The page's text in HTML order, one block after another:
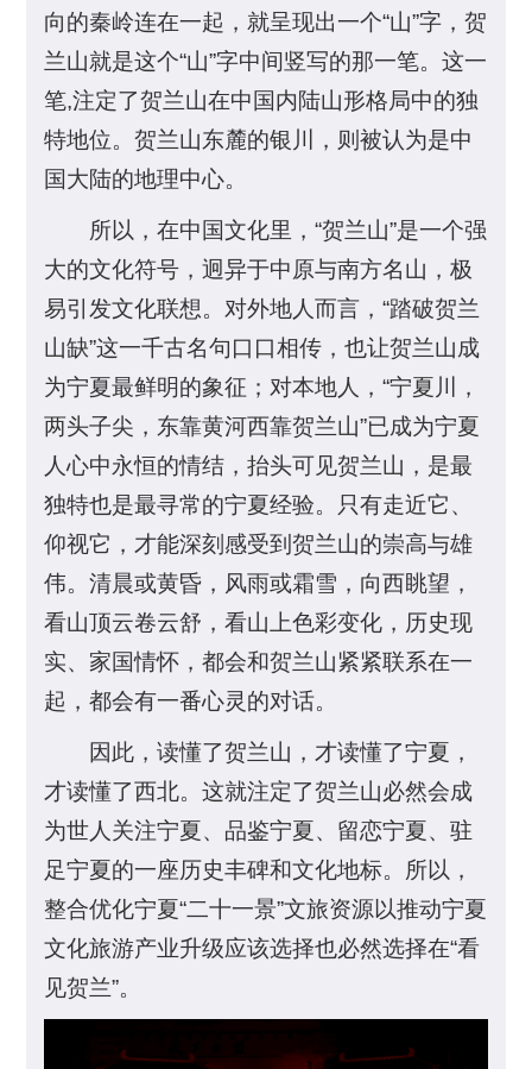
向的秦岭连在一起，就呈现出一个“山”字，贺
兰山就是这个“山”字中间竖写的那一笔。这一
笔,注定了贺兰山在中国内陆山形格局中的独
特地位。贺兰山东麓的银川，则被认为是中
国大陆的地理中心。
所以，在中国文化里，“贺兰山”是一个强
大的文化符号，迥异于中原与南方名山，极
易引发文化联想。对外地人而言，“踏破贺兰
山缺”这一千古名句口口相传，也让贺兰山成
为宁夏最鲜明的象征；对本地人，“宁夏川，
两头子尖，东靠黄河西靠贺兰山”已成为宁夏
人心中永恒的情结，抬头可见贺兰山，是最
独特也是最寻常的宁夏经验。只有走近它、
仰视它，才能深刻感受到贺兰山的崇高与雄
伟。清晨或黄昏，风雨或霜雪，向西眺望，
看山顶云卷云舒，看山上色彩变化，历史现
实、家国情怀，都会和贺兰山紧紧联系在一
起，都会有一番心灵的对话。
因此，读懂了贺兰山，才读懂了宁夏，
才读懂了西北。这就注定了贺兰山必然会成
为世人关注宁夏、品鉴宁夏、留恋宁夏、驻
足宁夏的一座历史丰碑和文化地标。所以，
整合优化宁夏“二十一景”文旅资源以推动宁夏
文化旅游产业升级应该选择也必然选择在“看
见贺兰”。